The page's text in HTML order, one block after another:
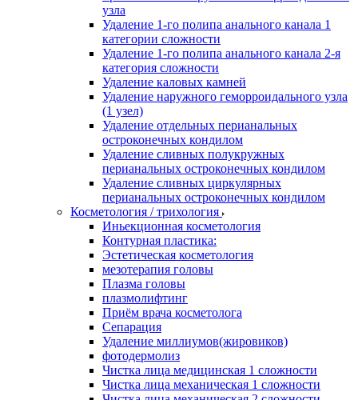
узла
Удаление 1-го полипа анального канала 1
категории сложности
Удаление 1-го полипа анального канала 2-я
категория сложности
Удаление каловых камней
Удаление наружного геморроидального узла
(1 узел)
Удаление отдельных перианальных
остроконечных кондилом
Удаление сливных полукружных
перианальных остроконечных кондилом
Удаление сливных циркулярных
перианальных остроконечных кондилом
Косметология / трихология
Иньекционная косметология
Контурная пластика:
Эстетическая косметология
мезотерапия головы
Плазма головы
плазмолифтинг
Приём врача косметолога
Сепарация
Удаление миллиумов(жировиков)
фотодермолиз
Чистка лица медицинская 1 сложности
Чистка лица механическая 1 сложности